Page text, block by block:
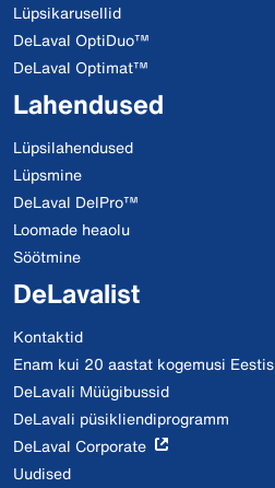
Lüpsikarusellid
DeLaval OptiDuo™
DeLaval Optimat™
Lahendused
Lüpsilahendused
Lüpsmine
DeLaval DelPro™
Loomade heaolu
Söötmine
DeLavalist
Kontaktid
Enam kui 20 aastat kogemusi Eestis
DeLavali Müügibussid
DeLavali püsikliendiprogramm
DeLaval Corporate
Uudised